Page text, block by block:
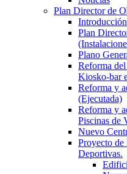
Plan Director de
Introducción
Plan
Plano
Reforma
Kiosko-bar
Reforma y
(Ejecutada)
Reforma y
Piscinas de
Nuevo
Proyecto de
Deportivas.